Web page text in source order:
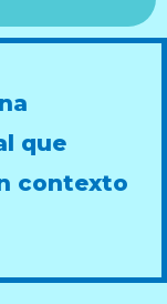
que
contexto